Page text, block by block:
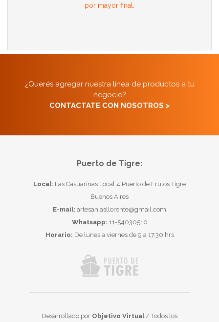
por mayor final.
¿Querés agregar nuestra línea de productos a tu
negocio?
CONTACTATE CON NOSOTROS >
Puerto de Tigre:
Local: Las Casuarinas Local 4 Puerto de Frutos Tigre
Buenos Aires
E-mail: artesaniasllorente@gmail.com
Whatsapp: 11-54030510
Horario: De lunes a viernes de 9 a 17.30 hrs
Desarrollado por Objetivo Virtual/ Todos los